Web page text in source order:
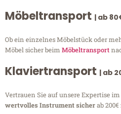
Möbeltransport | ab
Ob ein einzelnes Möbelstück oder
Möbel sicher beim Möbeltransport
Klaviertransport | ab
Vertrauen Sie auf unsere Expertise im
wertvolles Instrument sicherab